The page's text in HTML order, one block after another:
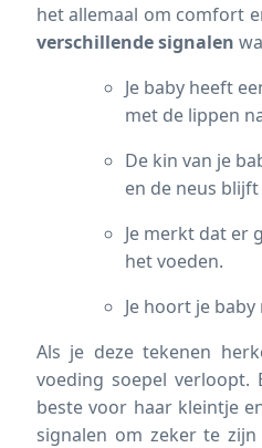
het allemaal om comfort
verschillende signalen
Je baby heeft
met de lippen
De kin van je
en de neus
Je merkt dat er
het voeden.
Je hoort je
Als je deze tekenen
voeding soepel verloopt.
beste voor haar kleintje
signalen om zeker te